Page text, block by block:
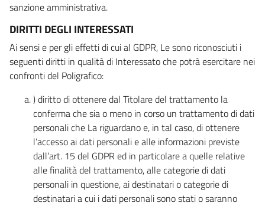
sanzione amministrativa.
DIRITTI DEGLI INTERESSATI
Ai sensi e per gli effetti di cui al GDPR, Le sono riconosciuti i
seguenti diritti in qualità di Interessato che potrà esercitare nei
confronti del Poligrafico:
) diritto di ottenere dal Titolare del trattamento la
conferma che sia o meno in corso un trattamento di dati
personali che La riguardano e, in tal caso, di ottenere
l’accesso ai dati personali e alle informazioni previste
dall’art. 15 del GDPR ed in particolare a quelle relative
alle finalità del trattamento, alle categorie di dati
personali in questione, ai destinatari o categorie di
destinatari a cui i dati personali sono stati o saranno